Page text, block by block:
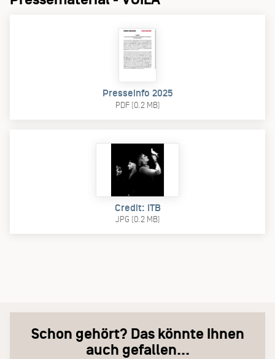
Presseinfo 2025
PDF (0.2 MB)
Credit: ITB
JPG (0.2 MB)
Schon gehört? Das könnte Ihnen
auch gefallen...